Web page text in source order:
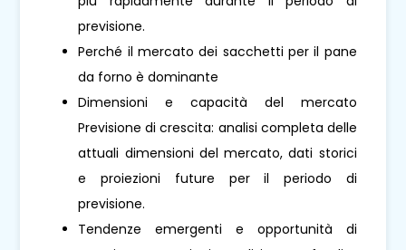
previsione.
Perché il mercato dei sacchetti per il pane
da forno è dominante
Dimensioni e capacità del mercato
Previsione di crescita: analisi completa delle
attuali dimensioni del mercato, dati storici
e proiezioni future per il periodo di
previsione.
Tendenze emergenti e opportunità di